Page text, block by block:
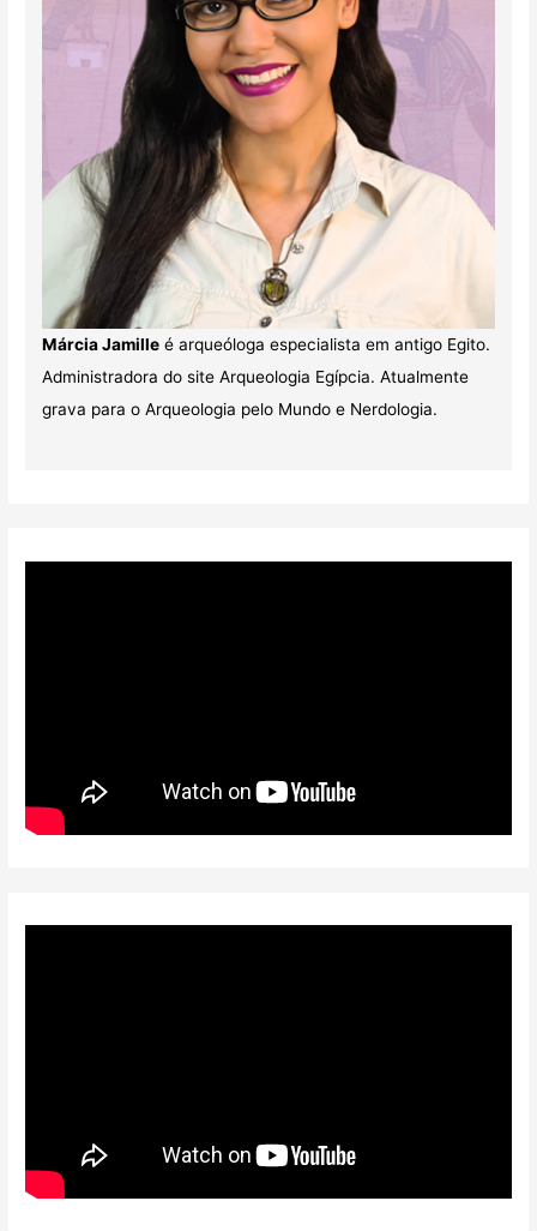
Márcia Jamilleé arqueóloga especialista em antigo Egito.
Administradora do site Arqueologia Egípcia. Atualmente
grava para o Arqueologia pelo Mundo e Nerdologia.